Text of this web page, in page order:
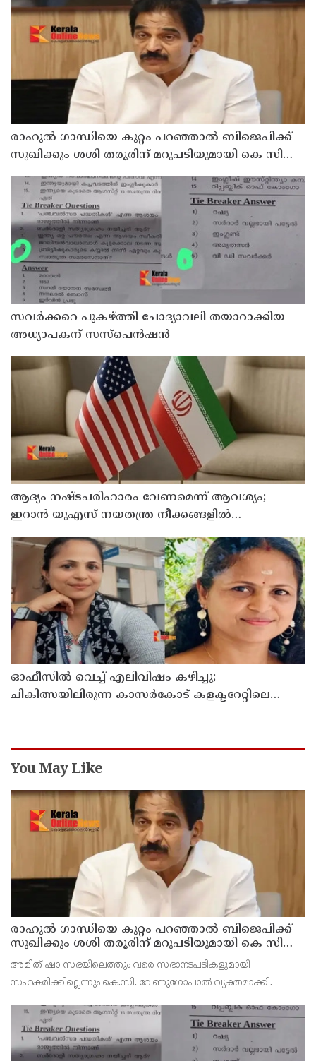
രാഹുല്‍ ഗാന്ധിയെ കുറ്റം പറഞ്ഞാല്‍ ബിജെപിക്ക്
സുഖിക്കും ശശി തരൂരിന് മറുപടിയുമായി കെ സി
സവര്‍ക്കറെ പുകഴ്ത്തി ചോദ്യാവലി തയാറാക്കിയ
അധ്യാപകന് സസ്‌പെന്‍ഷന്‍
ആദ്യം നഷ്ടപരിഹാരം വേണമെന്ന് ആവശ്യം;
ഇറാന്‍ യുഎസ് നയതന്ത്ര നീക്കങ്ങളില്‍
ഓഫീസില്‍ വെച്ച് എലിവിഷം കഴിച്ചു;
ചികിത്സയിലിരുന്ന കാസര്‍കോട് കളക്ടറേറ്റിലെ
You May Like
രാഹുല്‍ ഗാന്ധിയെ കുറ്റം പറഞ്ഞാല്‍ ബിജെപിക്ക്
സുഖിക്കും ശശി തരൂരിന് മറുപടിയുമായി കെ സി
വേണുഗോപാല്‍
അമിത് ഷാ സഭയിലെത്തും വരെ സഭാനടപടികളുമായി
സഹകരിക്കില്ലെന്നും കെ.സി. വേണുഗോപാല്‍ വ്യക്തമാക്കി.